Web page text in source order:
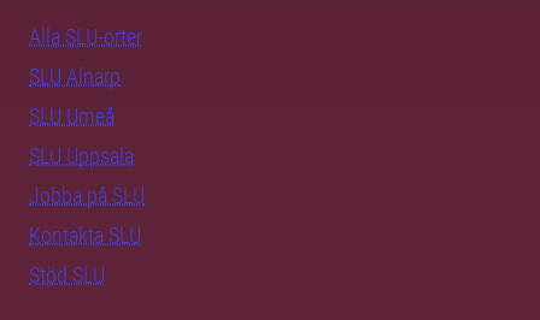
Alla SLU-orter
SLU Alnarp
SLU Umeå
SLU Uppsala
Jobba på SLU
Kontakta SLU
Stöd SLU